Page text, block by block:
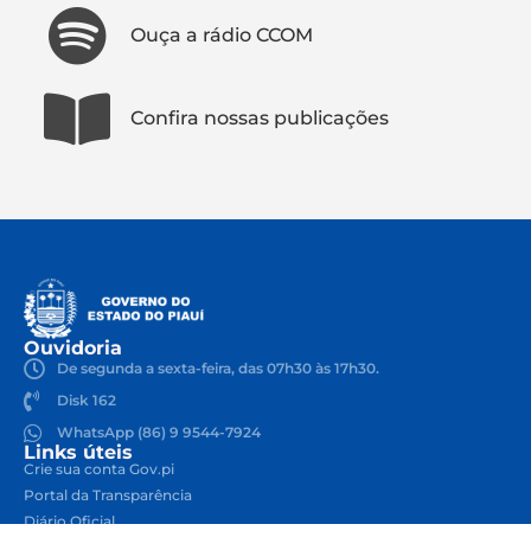
Ouça a rádio CCOM
Confira nossas publicações
Ouvidoria
De segunda a sexta-feira, das 07h30 às 17h30.
Disk 162
WhatsApp (86) 9 9544-7924
Links úteis
Crie sua conta Gov.pi
Portal da Transparência
Diário Oficial